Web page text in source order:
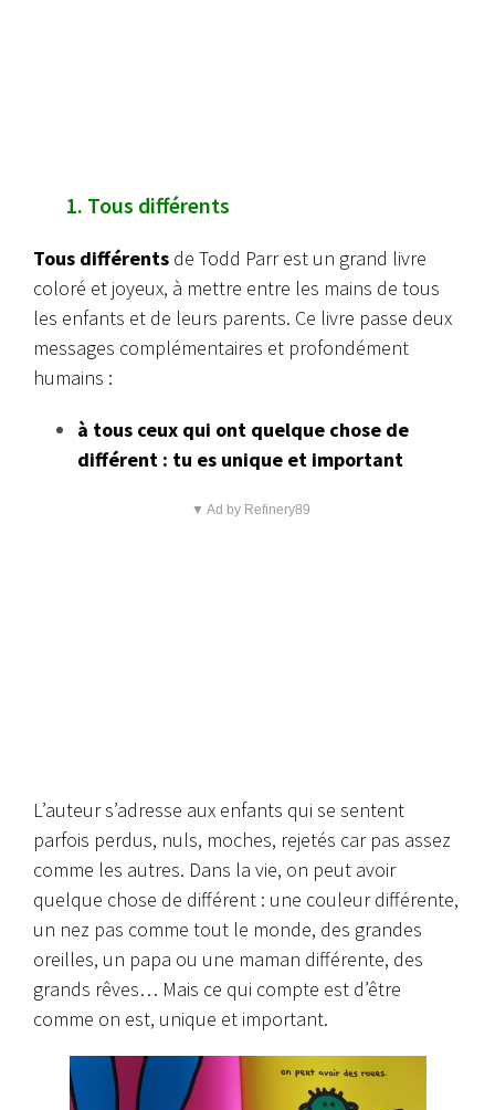
1. Tous différents
Tous différents de Todd Parr est un grand livre
coloré et joyeux, à mettre entre les mains de tous
les enfants et de leurs parents. Ce livre passe deux
messages complémentaires et profondément
humains :
à tous ceux qui ont quelque chose de
différent : tu es unique et important
▼ Ad by Refinery89
L’auteur s’adresse aux enfants qui se sentent
parfois perdus, nuls, moches, rejetés car pas assez
comme les autres. Dans la vie, on peut avoir
quelque chose de différent : une couleur différente,
un nez pas comme tout le monde, des grandes
oreilles, un papa ou une maman différente, des
grands rêves… Mais ce qui compte est d’être
comme on est, unique et important.